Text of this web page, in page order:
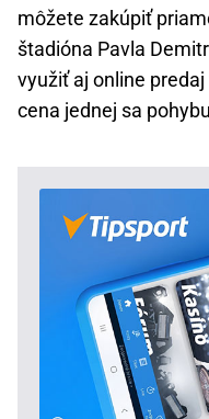
môžete zakúpiť
štadióna Pavla
využiť aj online
cena jednej sa